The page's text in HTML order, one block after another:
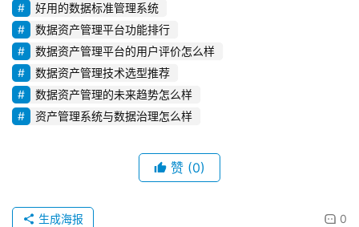
好用的数据标准管理系统
数据资产管理平台功能排行
数据资产管理平台的用户评价怎么样
数据资产管理技术选型推荐
数据资产管理的未来趋势怎么样
资产管理系统与数据治理怎么样
赞 (0)
0
生成海报